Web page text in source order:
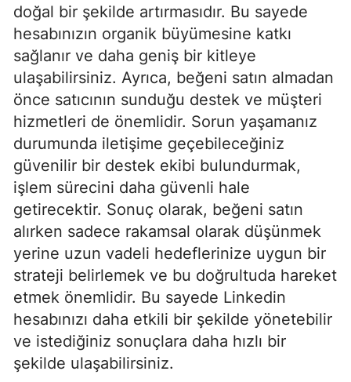
doğal bir şekilde artırmasıdır. Bu sayede
hesabınızın organik büyümesine katkı
sağlanır ve daha geniş bir kitleye
ulaşabilirsiniz. Ayrıca, beğeni satın almadan
önce satıcının sunduğu destek ve müşteri
hizmetleri de önemlidir. Sorun yaşamanız
durumunda iletişime geçebileceğiniz
güvenilir bir destek ekibi bulundurmak,
işlem sürecini daha güvenli hale
getirecektir. Sonuç olarak, beğeni satın
alırken sadece rakamsal olarak düşünmek
yerine uzun vadeli hedeflerinize uygun bir
strateji belirlemek ve bu doğrultuda hareket
etmek önemlidir. Bu sayede Linkedin
hesabınızı daha etkili bir şekilde yönetebilir
ve istediğiniz sonuçlara daha hızlı bir
şekilde ulaşabilirsiniz.